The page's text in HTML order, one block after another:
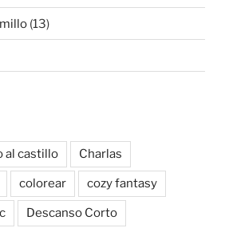
(13)
al castillo Charlas
colorear cozy fantasy
Descanso Corto